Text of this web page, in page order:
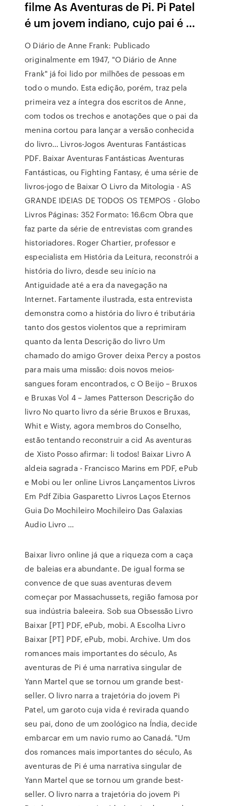
filme As Aventuras de Pi. Pi Patel
é um jovem indiano, cujo pai é …
O Diário de Anne Frank: Publicado
originalmente em 1947, "O Diário de Anne
Frank" já foi lido por milhões de pessoas em
todo o mundo. Esta edição, porém, traz pela
primeira vez a íntegra dos escritos de Anne,
com todos os trechos e anotações que o pai da
menina cortou para lançar a versão conhecida
do livro… Livros-Jogos Aventuras Fantásticas
PDF. Baixar Aventuras Fantásticas Aventuras
Fantásticas, ou Fighting Fantasy, é uma série de
livros-jogo de Baixar O Livro da Mitologia - AS
GRANDE IDEIAS DE TODOS OS TEMPOS - Globo
Livros Páginas: 352 Formato: 16.6cm Obra que
faz parte da série de entrevistas com grandes
historiadores. Roger Chartier, professor e
especialista em História da Leitura, reconstrói a
história do livro, desde seu início na
Antiguidade até a era da navegação na
Internet. Fartamente ilustrada, esta entrevista
demonstra como a história do livro é tributária
tanto dos gestos violentos que a reprimiram
quanto da lenta Descrição do livro Um
chamado do amigo Grover deixa Percy a postos
para mais uma missão: dois novos meios-
sangues foram encontrados, c O Beijo – Bruxos
e Bruxas Vol 4 – James Patterson Descrição do
livro No quarto livro da série Bruxos e Bruxas,
Whit e Wisty, agora membros do Conselho,
estão tentando reconstruir a cid As aventuras
de Xisto Posso afirmar: li todos! Baixar Livro A
aldeia sagrada - Francisco Marins em PDF, ePub
e Mobi ou ler online Livros Lançamentos Livros
Em Pdf Zibia Gasparetto Livros Laços Eternos
Guia Do Mochileiro Mochileiro Das Galaxias
Audio Livro …
Baixar livro online já que a riqueza com a caça
de baleias era abundante. De igual forma se
convence de que suas aventuras devem
começar por Massachussets, região famosa por
sua indústria baleeira. Sob sua Obsessão Livro
Baixar [PT] PDF, ePub, mobi. A Escolha Livro
Baixar [PT] PDF, ePub, mobi. Archive. Um dos
romances mais importantes do século, As
aventuras de Pi é uma narrativa singular de
Yann Martel que se tornou um grande best-
seller. O livro narra a trajetória do jovem Pi
Patel, um garoto cuja vida é revirada quando
seu pai, dono de um zoológico na Índia, decide
embarcar em um navio rumo ao Canadá. "Um
dos romances mais importantes do século, As
aventuras de Pi é uma narrativa singular de
Yann Martel que se tornou um grande best-
seller. O livro narra a trajetória do jovem Pi